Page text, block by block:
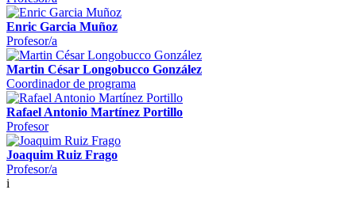
Enric Garcia Muñoz
Profesor/a
Martin César Longobucco González
Coordinador de programa
Rafael Antonio Martínez Portillo
Profesor
Joaquim Ruiz Frago
Profesor/a
i